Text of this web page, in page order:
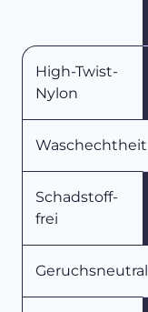
High-Twist-
Nylon
Waschechtheit
Schadstoff-
frei
Geruchsneutral